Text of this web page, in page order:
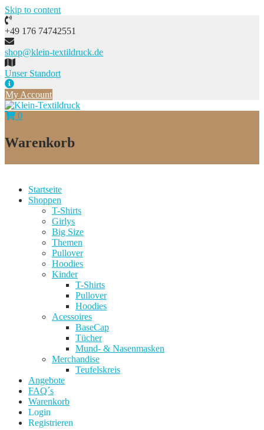
Skip to content
+49 176 74742551
shop@klein-textildruck.de
Unser Standort
My Account
0
Warenkorb
Startseite
Shoppen
T-Shirts
Girlys
Big Size
Themen
Pullover
Hoodies
Kinder
T-Shirts
Pullover
Hoodies
Acessoires
BaseCap
Tücher
Mund- & Nasenmasken
Merchandise
Teufelskreis
Angebote
FAQ´s
Warenkorb
Login
Registrieren